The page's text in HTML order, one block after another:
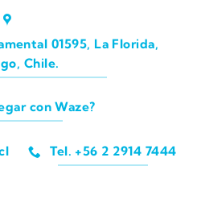
01595, La Florida,
Chile.
con Waze?
Tel. +56 2 2914 7444